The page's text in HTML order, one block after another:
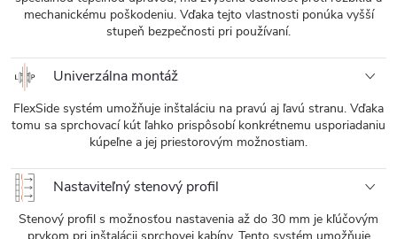
mechanickému poškodeniu. Vďaka tejto vlastnosti ponúka vyšší
stupeň bezpečnosti pri používaní.
Univerzálna montáž
FlexSide systém umožňuje inštaláciu na pravú aj ľavú stranu. Vďaka
tomu sa sprchovací kút ľahko prispôsobí konkrétnemu usporiadaniu
kúpeľne a jej priestorovým možnostiam.
Nastaviteľný stenový profil
Stenový profil s možnosťou nastavenia až do 30 mm je kľúčovým